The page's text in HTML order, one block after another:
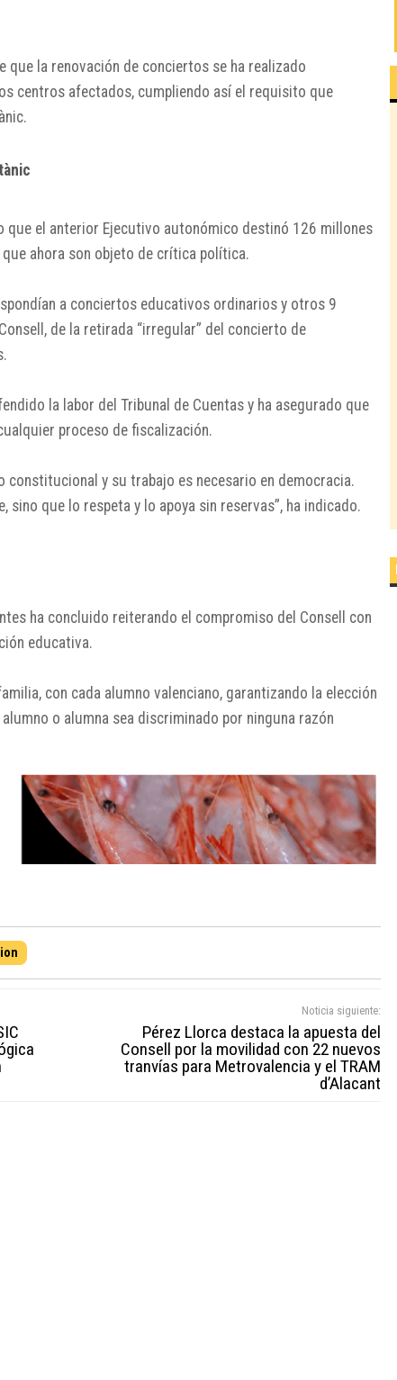
que la renovación de conciertos se ha realizado
centros afectados, cumpliendo así el requisito que
que el anterior Ejecutivo autonómico destinó 126 millones
ahora son objeto de crítica política.
a conciertos educativos ordinarios y otros 9
de la retirada “irregular” del concierto de
la labor del Tribunal de Cuentas y ha asegurado que
proceso de fiscalización.
constitucional y su trabajo es necesario en democracia.
sino que lo respeta y lo apoya sin reservas”, ha indicado.
ha concluido reiterando el compromiso del Consell con
educativa.
con cada alumno valenciano, garantizando la elección
o alumna sea discriminado por ninguna razón
Noticia siguiente:
Pérez Llorca destaca la apuesta del
Consell por la movilidad con 22 nuevos
tranvías para Metrovalencia y el TRAM
d’Alacant